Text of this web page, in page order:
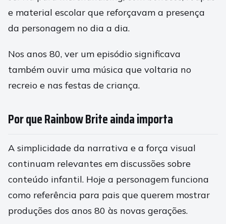
e material escolar que reforçavam a presença
da personagem no dia a dia.
Nos anos 80, ver um episódio significava
também ouvir uma música que voltaria no
recreio e nas festas de criança.
Por que Rainbow Brite ainda importa
A simplicidade da narrativa e a força visual
continuam relevantes em discussões sobre
conteúdo infantil. Hoje a personagem funciona
como referência para pais que querem mostrar
produções dos anos 80 às novas gerações.